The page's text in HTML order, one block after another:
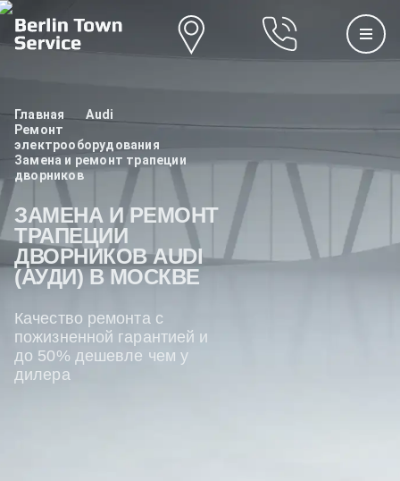
Главная
Audi
Ремонт
электрооборудования
Замена и ремонт трапеции
дворников
ЗАМЕНА И РЕМОНТ
ТРАПЕЦИИ
ДВОРНИКОВ AUDI
(АУДИ) В МОСКВЕ
Качество ремонта с
пожизненной гарантией и
до 50% дешевле чем у
дилера